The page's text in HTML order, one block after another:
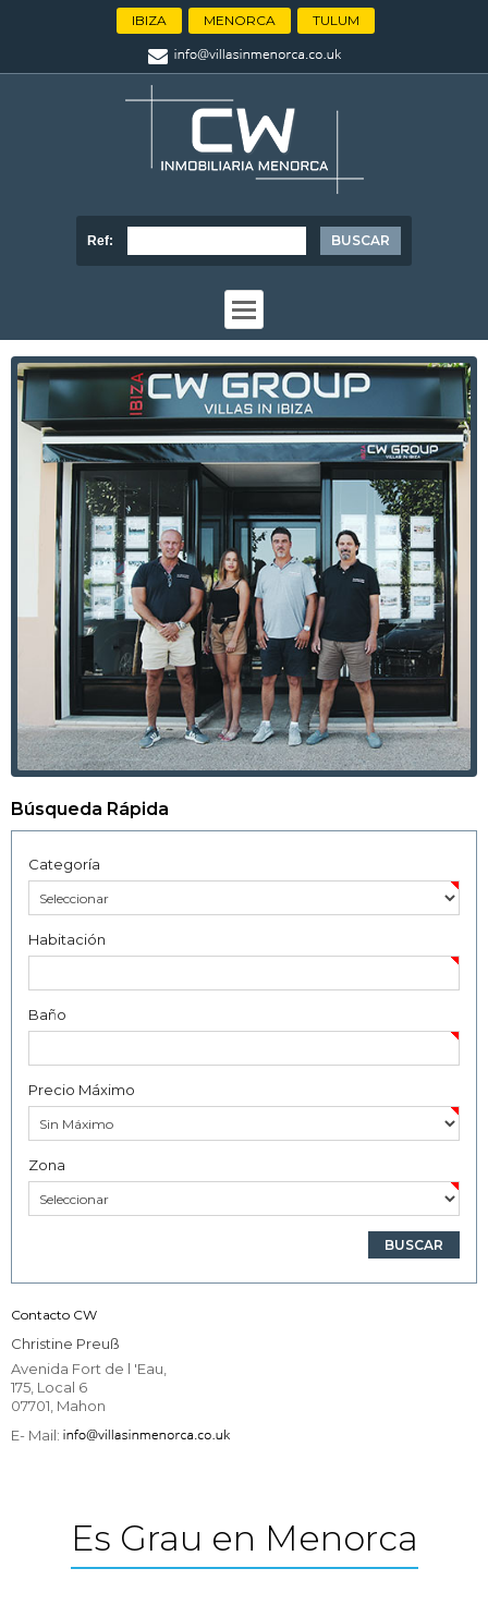
IBIZA MENORCA TULUM
Ref:
Búsqueda Rápida
Categoría
Habitación
Baño
Precio Máximo
Zona
Contacto CW
Christine Preuß
Avenida Fort de l 'Eau,
175, Local 6
07701, Mahon
E- Mail:
Es Grau en Menorca